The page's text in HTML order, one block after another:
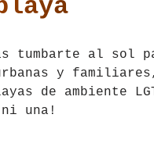
tumbarte al
y
de ambiente
una!